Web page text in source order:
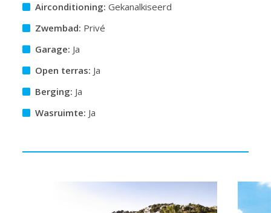
Airconditioning: Gekanalkiseerd
Zwembad: Privé
Garage: Ja
Open terras: Ja
Berging: Ja
Wasruimte: Ja